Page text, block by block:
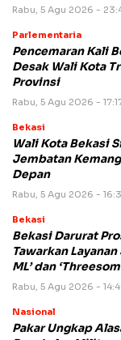
Rabu, 5 Agu 2026 -
Parlementaria
Pencemaran Kali
Desak Wali Kota
Provinsi
Rabu, 5 Agu 2026 -
Bekasi
Wali Kota Bekasi
Jembatan
Depan
Rabu, 5 Agu 2026 -
Bekasi
Bekasi Darurat
Tawarkan Layanan
ML’ dan
Rabu, 5 Agu 2026 -
Nasional
Pakar Ungkap